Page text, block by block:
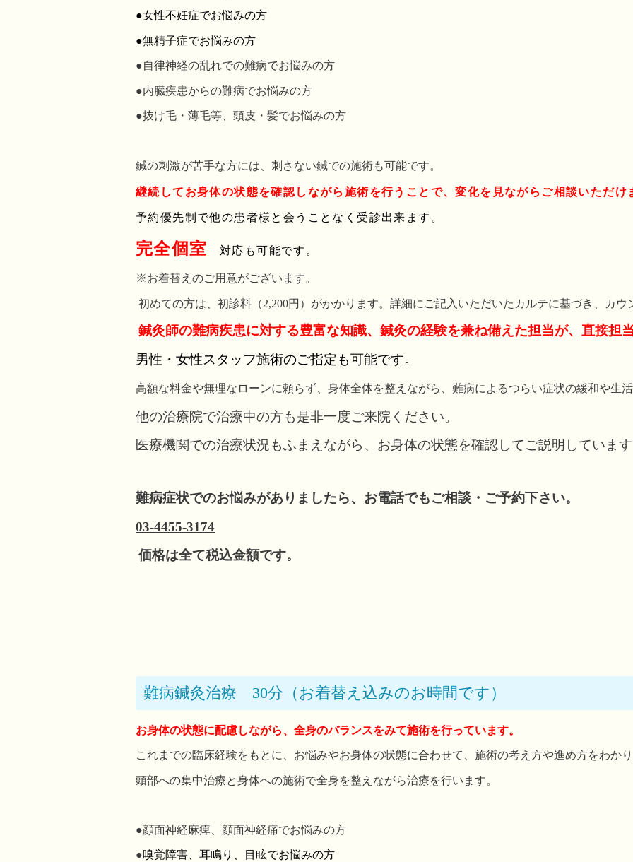
●女性不妊症でお悩みの方
●無精子症でお悩みの方
●自律神経の乱れでの難病でお悩みの方
●内臓疾患からの難病でお悩みの方
●抜け毛・薄毛等、頭皮・髪でお悩みの方
鍼の刺激が苦手な方には、刺さない鍼での施術も可能です。
継続してお身体の状態を確認しながら施術を行うことで、変化を見ながらご相談いただけ
予約優先制で他の患者様と会うことなく受診出来ます。
完全個室 対応も可能です。
※お着替えのご用意がございます。
初めての方は、初診料（2,200円）がかかります。詳細にご記入いただいたカルテに基づき、カウ
鍼灸師の難病疾患に対する豊富な知識、鍼灸の経験を兼ね備えた担当が、直接担
男性・女性スタッフ施術のご指定も可能です。
高額な料金や無理なローンに頼らず、身体全体を整えながら、難病によるつらい症状の緩和や生
他の治療院で治療中の方も是非一度ご来院ください。
医療機関での治療状況もふまえながら、お身体の状態を確認してご説明していま
難病症状でのお悩みがありましたら、お電話でもご相談・ご予約下さい。
03-4455-3174
価格は全て税込金額です。
難病鍼灸治療 30分（お着替え込みのお時間です）
お身体の状態に配慮しながら、全身のバランスをみて施術を行っています。
これまでの臨床経験をもとに、お悩みやお身体の状態に合わせて、施術の考え方や進め方をわか
頭部への集中治療と身体への施術で全身を整えながら治療を行います。
●顔面神経麻痺、顔面神経痛でお悩みの方
●嗅覚障害、耳鳴り、目眩でお悩みの方